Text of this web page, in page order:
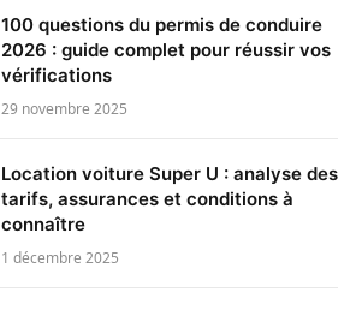
100 questions du permis de conduire
2026 : guide complet pour réussir vos
vérifications
29 novembre 2025
Location voiture Super U : analyse des
tarifs, assurances et conditions à
connaître
1 décembre 2025